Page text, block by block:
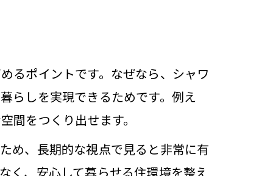
るポイントです。なぜなら、シャワ
らしを実現できるためです。例え
間をつくり出せます。
め、長期的な視点で見ると非常に有
く、安心して暮らせる住環境を整え